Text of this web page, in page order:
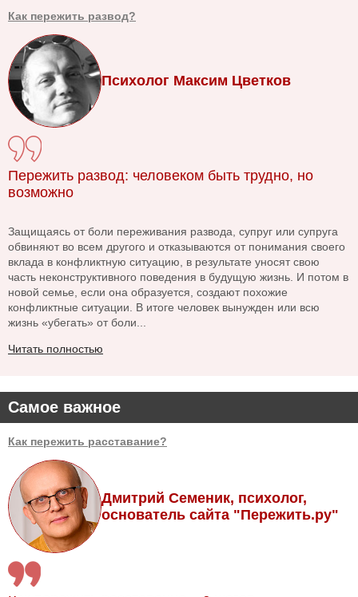
Самое важное
Как пережить расставание?
Дмитрий Семеник, психолог,
основатель сайта "Пережить.ру"
Как пережить развод?
Психолог Максим Цветков
Пережить развод: человеком быть трудно, но
возможно
Защищаясь от боли переживания развода, супруг или супруга
обвиняют во всем другого и отказываются от понимания своего
вклада в конфликтную ситуацию, в результате уносят свою
часть неконструктивного поведения в будущую жизнь. И потом в
новой семье, если она образуется, создают похожие
конфликтные ситуации. В итоге человек вынужден или всю
жизнь «убегать» от боли...
Читать полностью